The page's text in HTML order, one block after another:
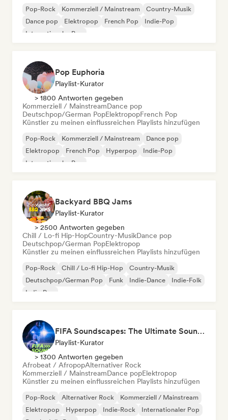
Pop-Rock Kommerziell / Mainstream
Country-Musik
Dance pop
Elektropop French Pop
Indie-Pop
Internationaler Pop
Pop Euphoria
Playlist-Kurator
> 1800 Antworten gegeben
Kommerziell / MainstreamDance pop
Deutschpop/German PopElektropopFrench Pop
Künstler zu meinen einflussreichen Playlists hinzufügen
Pop-Rock Kommerziell / Mainstream
Dance pop
Elektropop
French Pop Hyperpop
Indie-Pop
Internationaler Pop
Backyard BBQ Jams
Playlist-Kurator
> 2500 Antworten gegeben
Chill / Lo-fi Hip-HopCountry-MusikDance pop
Deutschpop/German PopElektropop
Künstler zu meinen einflussreichen Playlists hinzufügen
Pop-Rock Chill / Lo-fi Hip-Hop
Country-Musik
Deutschpop/German Pop
Funk Indie-Dance
Indie-Folk
Indie-Pop
FIFA Soundscapes: The Ultimate Soundtrack ⚽️ Festival Indie, Electropop & Dance Anthems
Playlist-Kurator
> 1300 Antworten gegeben
Afrobeat / AfropopAlternativer Rock
Kommerziell / MainstreamDance popElektropop
Künstler zu meinen einflussreichen Playlists hinzufügen
Pop-Rock Alternativer Rock
Kommerziell / Mainstream
Elektropop
Hyperpop Indie-Rock
Internationaler Pop